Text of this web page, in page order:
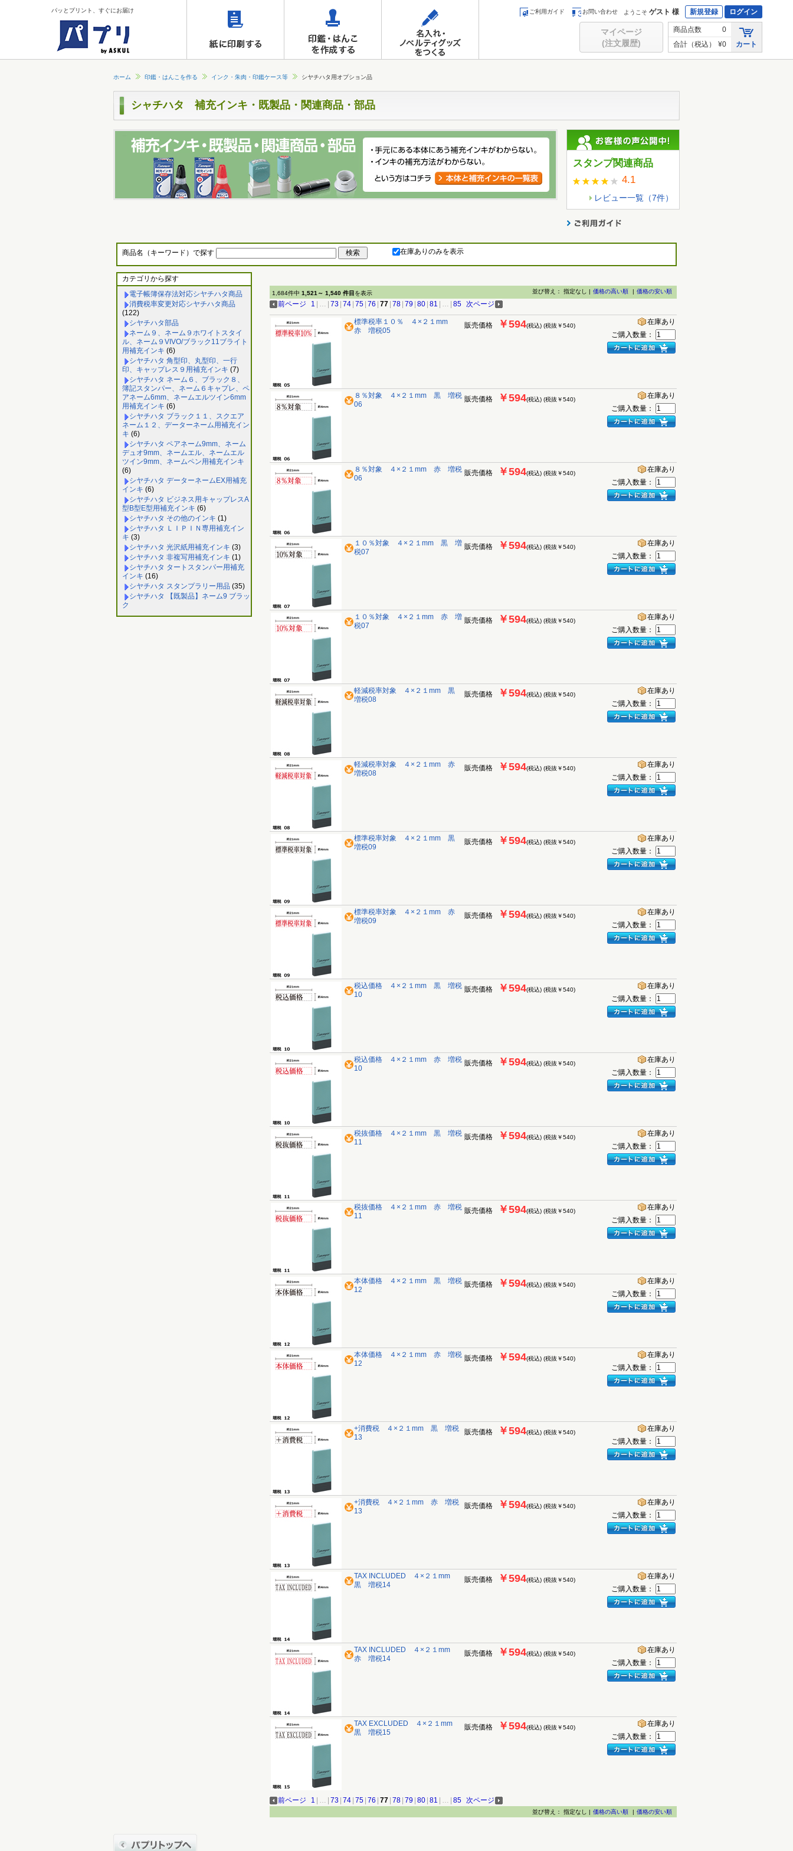
パッとプリント、すぐにお届け ご利用ガイド お問い合わせ ようこそ ゲスト 様 新規登録 ログイン
マイページ
(注文履歴)
商品点数
0
合計（税込）
¥0 カート
ホーム 印鑑・はんこを作る インク・朱肉・印鑑ケース等 シヤチハタ用オプション品
シャチハタ 補充インキ・既製品・関連商品・部品
スタンプ関連商品
4.1
レビュー一覧（7件）
商品名（キーワード）で探す 在庫ありのみを表示
カテゴリから探す
電子帳簿保存法対応シヤチハタ商品
消費税率変更対応シヤチハタ商品
(122)
シヤチハタ部品
ネーム９、ネーム９ホワイトスタイ
ル、ネーム９VIVO/ブラック11ブライト
用補充インキ (6)
シヤチハタ 角型印、丸型印、一行
印、キャップレス９用補充インキ (7)
シヤチハタ ネーム６、ブラック８、
簿記スタンパー、ネーム６キャプレ、ペ
アネーム6mm、ネームエルツイン6mm
用補充インキ (6)
シヤチハタ ブラック１１、スクエア
ネーム１２、データーネーム用補充イン
キ (6)
シヤチハタ ペアネーム9mm、ネーム
デュオ9mm、ネームエル、ネームエル
ツイン9mm、ネームペン用補充インキ
(6)
シヤチハタ データーネームEX用補充
インキ (6)
シヤチハタ ビジネス用キャップレスA
型B型E型用補充インキ (6)
シヤチハタ その他のインキ (1)
シヤチハタ ＬＩＰＩＮ専用補充イン
キ (3)
シヤチハタ 光沢紙用補充インキ (3)
シヤチハタ 非複写用補充インキ (1)
シヤチハタ タートスタンパー用補充
インキ (16)
シヤチハタ スタンプラリー用品 (35)
シヤチハタ 【既製品】ネーム9 ブラッ
ク
1,684件中 1,521～ 1,540 件目 を表示 並び替え： 指定なし | 価格の高い順 | 価格の安い順
前ページ 1 … 73 74 75 76 77 78 79 80 81 … 85 次ページ
標準税率１０％ ４×２１mm
赤 増税05
販売価格 ￥594(税込) (税抜￥540)
在庫あり
ご購入数量：
８％対象 ４×２１mm 黒 増税
06
販売価格 ￥594(税込) (税抜￥540)
在庫あり
ご購入数量：
８％対象 ４×２１mm 赤 増税
06
販売価格 ￥594(税込) (税抜￥540)
在庫あり
ご購入数量：
１０％対象 ４×２１mm 黒 増
税07
販売価格 ￥594(税込) (税抜￥540)
在庫あり
ご購入数量：
１０％対象 ４×２１mm 赤 増
税07
販売価格 ￥594(税込) (税抜￥540)
在庫あり
ご購入数量：
軽減税率対象 ４×２１mm 黒
増税08
販売価格 ￥594(税込) (税抜￥540)
在庫あり
ご購入数量：
軽減税率対象 ４×２１mm 赤
増税08
販売価格 ￥594(税込) (税抜￥540)
在庫あり
ご購入数量：
標準税率対象 ４×２１mm 黒
増税09
販売価格 ￥594(税込) (税抜￥540)
在庫あり
ご購入数量：
標準税率対象 ４×２１mm 赤
増税09
販売価格 ￥594(税込) (税抜￥540)
在庫あり
ご購入数量：
税込価格 ４×２１mm 黒 増税
10
販売価格 ￥594(税込) (税抜￥540)
在庫あり
ご購入数量：
税込価格 ４×２１mm 赤 増税
10
販売価格 ￥594(税込) (税抜￥540)
在庫あり
ご購入数量：
税抜価格 ４×２１mm 黒 増税
11
販売価格 ￥594(税込) (税抜￥540)
在庫あり
ご購入数量：
税抜価格 ４×２１mm 赤 増税
11
販売価格 ￥594(税込) (税抜￥540)
在庫あり
ご購入数量：
本体価格 ４×２１mm 黒 増税
12
販売価格 ￥594(税込) (税抜￥540)
在庫あり
ご購入数量：
本体価格 ４×２１mm 赤 増税
12
販売価格 ￥594(税込) (税抜￥540)
在庫あり
ご購入数量：
+消費税 ４×２１mm 黒 増税
13
販売価格 ￥594(税込) (税抜￥540)
在庫あり
ご購入数量：
+消費税 ４×２１mm 赤 増税
13
販売価格 ￥594(税込) (税抜￥540)
在庫あり
ご購入数量：
TAX INCLUDED ４×２１mm
黒 増税14
販売価格 ￥594(税込) (税抜￥540)
在庫あり
ご購入数量：
TAX INCLUDED ４×２１mm
赤 増税14
販売価格 ￥594(税込) (税抜￥540)
在庫あり
ご購入数量：
TAX EXCLUDED ４×２１mm
黒 増税15
販売価格 ￥594(税込) (税抜￥540)
在庫あり
ご購入数量：
前ページ 1 … 73 74 75 76 77 78 79 80 81 … 85 次ページ
並び替え： 指定なし | 価格の高い順 | 価格の安い順